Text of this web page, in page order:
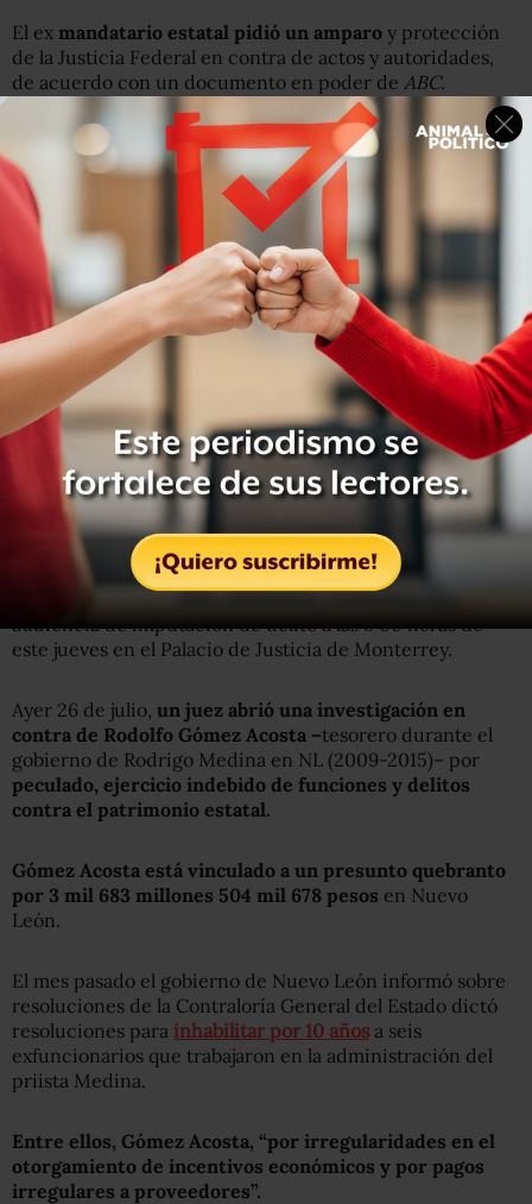
El ex mandatario estatal pidió un amparo y protección
de la Justicia Federal en contra de actos y autoridades,
de acuerdo con un documento en poder de ABC.
Lee: Juez investiga al extesorero de Rodrigo Medina por
peculado y delito patrimonial en NL
Medina es investigado por irregularidades halladas por
la Subprocuraduría especializada en combate a la
corrupción
en tres comités y consejos estatales por un
monto de 3 mil 600 millones de pesos.
Los tres organismos señalados son el Consejo Estatal de
Promoción a la Inversión, el Consejo de Administración
del Sistema de Caminos y el Comité Técnico Fidecitrus y
están relacionados con laentrega de beneficios
superiores a la ley para la empresa KIA Motors.
Una fuente estatal reveló a ABC que el exmandatario
estatal promovió el recurso para evitar una orden de
aprehensión cuando se presente ante el juez pero que no
existe ningún recurso para evitar que acuda a la
audiencia de imputación de delito a las 9:00 horas de
este jueves en el Palacio de Justicia de Monterrey.
Ayer 26 de julio, un juez abrió una investigación en
contra de Rodolfo Gómez Acosta –tesorero durante el
gobierno de Rodrigo Medina en NL (2009-2015)– por
peculado, ejercicio indebido de funciones y delitos
contra el patrimonio estatal.
Gómez Acosta está vinculado a un presunto quebranto
por 3 mil 683 millones 504 mil 678 pesos en Nuevo
León.
El mes pasado el gobierno de Nuevo León informó sobre
resoluciones de la Contraloría General del Estado dictó
resoluciones para inhabilitar por 10 años a seis
exfuncionarios que trabajaron en la administración del
priista Medina.
Entre ellos, Gómez Acosta, “por irregularidades en el
otorgamiento de incentivos económicos y por pagos
irregulares a proveedores”.